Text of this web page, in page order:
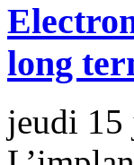
long
jeudi 15